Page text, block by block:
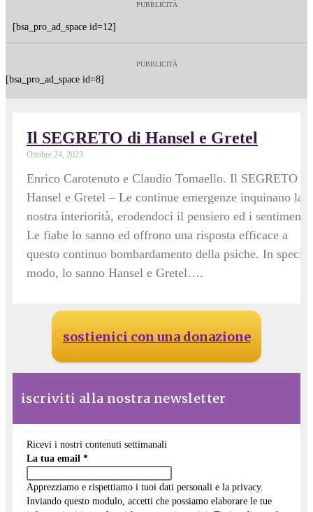
PUBBLICITÀ
[bsa_pro_ad_space id=12]
PUBBLICITÀ
[bsa_pro_ad_space id=8]
Il SEGRETO di Hansel e Gretel
Ottobre 24, 2023
Enrico Carotenuto e Claudio Tomaello. Il SEGRETO di
Hansel e Gretel – Le continue emergenze inquinano la
nostra interiorità, erodendoci il pensiero ed i sentimenti.
Le fiabe lo sanno ed offrono una risposta efficace a
questo continuo bombardamento della psiche. In special
modo, lo sanno Hansel e Gretel….
sostienici con una donazione
iscriviti alla nostra newsletter
Ricevi i nostri contenuti settimanali
La tua email *
Apprezziamo e rispettiamo i tuoi dati personali e la privacy.
Inviando questo modulo, accetti che possiamo elaborare le tue